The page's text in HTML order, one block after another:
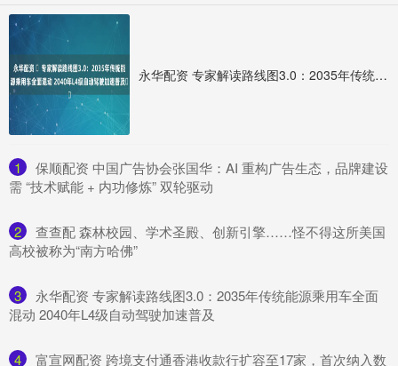
永华配资 ​专家解读路线图3.0：2035年传统能源乘用车全面混动 2040年L4级自动驾驶加速普及​
1
​保顺配资 中国广告协会张国华：AI 重构广告生态，品牌建设
需 “技术赋能 + 内功修炼” 双轮驱动
2
​查查配 森林校园、学术圣殿、创新引擎……怪不得这所美国
高校被称为“南方哈佛”
3
​永华配资 ​专家解读路线图3.0：2035年传统能源乘用车全面
混动 2040年L4级自动驾驶加速普及​
4
​富宣网配资 跨境支付通香港收款行扩容至17家，首次纳入数